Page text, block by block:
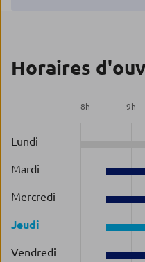
Horaires
8h 9h
Lundi
Mardi
Mercredi
Jeudi
Vendredi